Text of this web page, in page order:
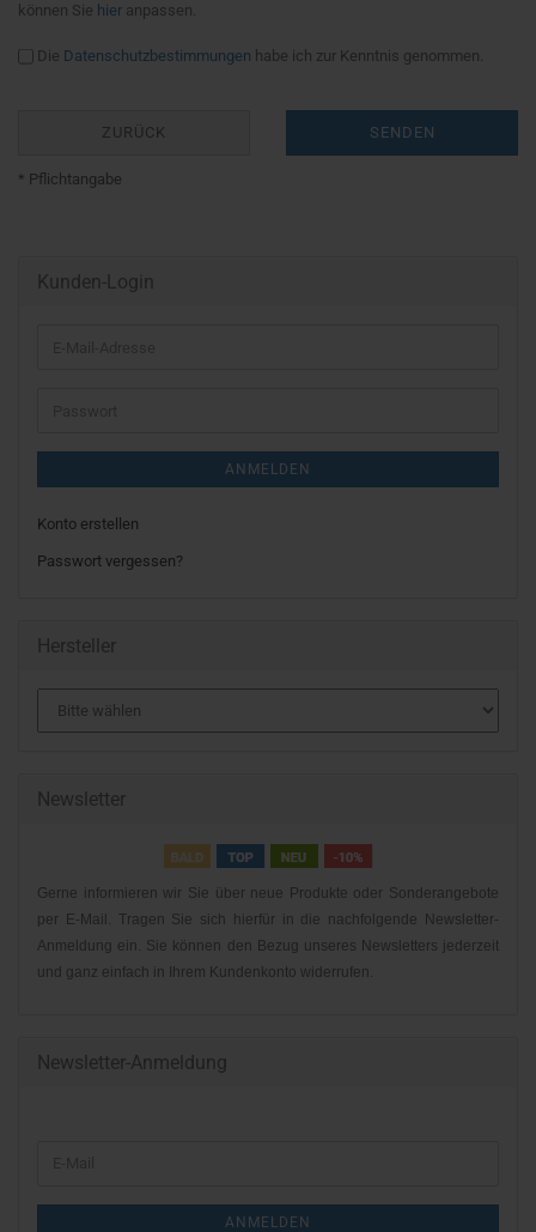
können Sie hier anpassen.
Die Datenschutzbestimmungen habe ich zur Kenntnis genommen.
ZURÜCK SENDEN
* Pflichtangabe
Kunden-Login
ANMELDEN
Konto erstellen
Passwort vergessen?
Hersteller
Newsletter
Gerne informieren wir Sie über neue Produkte oder Sonderangebote
per E-Mail. Tragen Sie sich hierfür in die nachfolgende Newsletter-
Anmeldung ein. Sie können den Bezug unseres Newsletters jederzeit
und ganz einfach in Ihrem Kundenkonto widerrufen.
Newsletter-Anmeldung
NEWSLETTER-
ANMELDEN